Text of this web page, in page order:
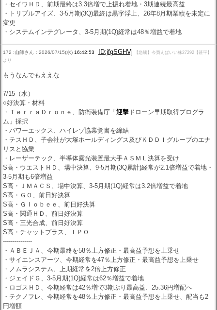
・セイワＨＤ、前期最終は3.3倍増で上振れ着地・3期連続最高益
・トリプルアイズ、3-5月期(3Q)最終は黒字浮上、26年8月期業績を未定に
変更
・システムインテグレータ、3-5月期(1Q)経常は48％増益で着地
172 :山師さん：2026/07/15(水) 16:42:53 ID:jfgSGHVj
【急騰】今買えばいい株27292【甚平】
より
もうなんでもええな
7/15（水）
○好決算・材料
・ＴｅｒｒａＤｒｏｎｅ、防衛装備庁「 迎撃 ドローン早期取得プログラ
ム」採択
・パワーエックス、ハイレゾ協業覚書を締結
・テスＨＤ、子会社が大塚ホールディングス及びＫＤＤＩグループのエナ
リスと協業
・レーザーテック、半導体露光装置最大手ＡＳＭＬ決算を受け
S高・ウエストＨＤ、場中決算、9-5月期(3Q累計)経常が2.1倍増益で着地・
3-5月期も6倍増益
S高・ＪＭＡＣＳ、場中決算、3-5月期(1Q)経常は3.2倍増益で着地
S高・ＧＯ、前日好決算
S高・Ｇｌｏｂｅｅ、前日好決算
S高・関通ＨＤ、前日好決算
S高・三光合成、前日好決算
S高・チャットプラス、ＩＰＯ
---------------
・ＡＢＥＪＡ、今期最終を58％上方修正・最高益予想を上乗せ
・サイエンスアーツ、今期経常を47％上方修正・最高益予想を上乗せ
・ノムラシステム、上期経常を2倍上方修正
・ジェイドＧ、3-5月期(1Q)経常は62％増益で着地
・ロゴスＨＤ、今期経常は42％増で3期ぶり最高益、25.36円増配へ
・テクノフレ、今期経常を48％上方修正・最高益予想を上乗せ、配当も2
円増額